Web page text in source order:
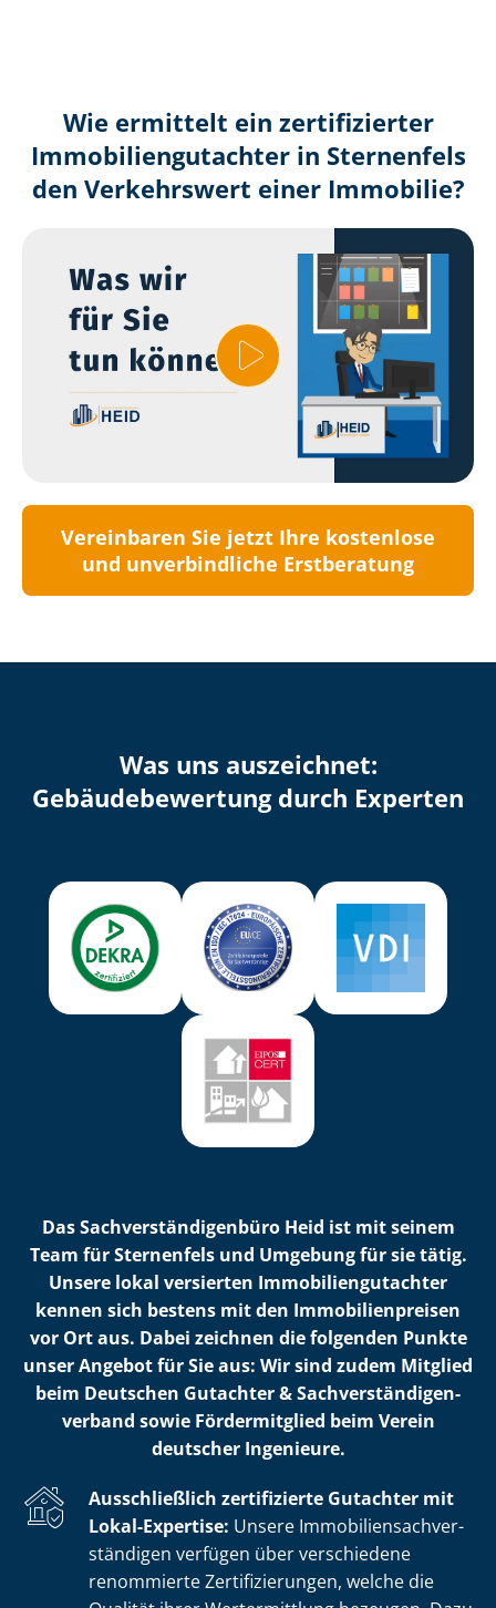
Wie ermittelt ein zertifizierter
Immobilien­gutachter in Sternenfels
den Verkehrswert einer Immobilie?
Vereinbaren Sie jetzt Ihre kostenlose
und unverbindliche Erstberatung
Was uns auszeichnet:
Ge­bäu­de­be­wer­tung durch Experten
Das Sach­ver­stän­di­gen­bü­ro Heid ist mit seinem
Team für Sternenfels und Umgebung für sie tätig.
Unsere lokal versierten Im­mo­bi­li­en­gut­ach­ter
kennen sich bestens mit den Im­mo­bi­li­en­prei­sen
vor Ort aus. Dabei zeichnen die folgenden Punkte
unser Angebot für Sie aus: Wir sind zudem Mitglied
beim Deutschen Gutachter & Sach­ver­stän­di­gen­
ver­band sowie Fördermitglied beim Verein
deutscher Ingenieure.
Ausschließlich zertifizierte Gutachter mit
Lokal-Expertise: Unsere Im­mo­bi­li­en­sach­ver­
stän­di­gen verfügen über verschiedene
renommierte Zer­ti­fi­zie­run­gen, welche die